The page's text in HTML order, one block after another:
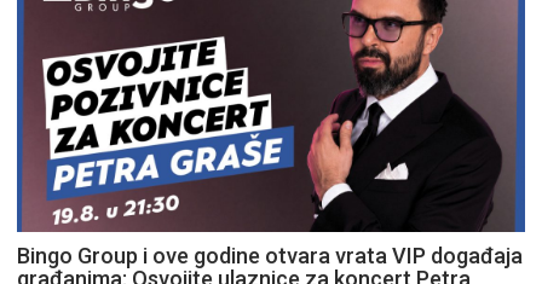
Bingo Group i ove godine otvara vrata VIP događaja